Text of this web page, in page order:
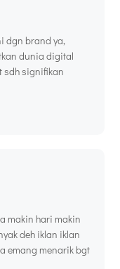
dgn brand ya,
dunia digital
sdh signifikan
makin hari makin
deh iklan iklan
emang menarik bgt